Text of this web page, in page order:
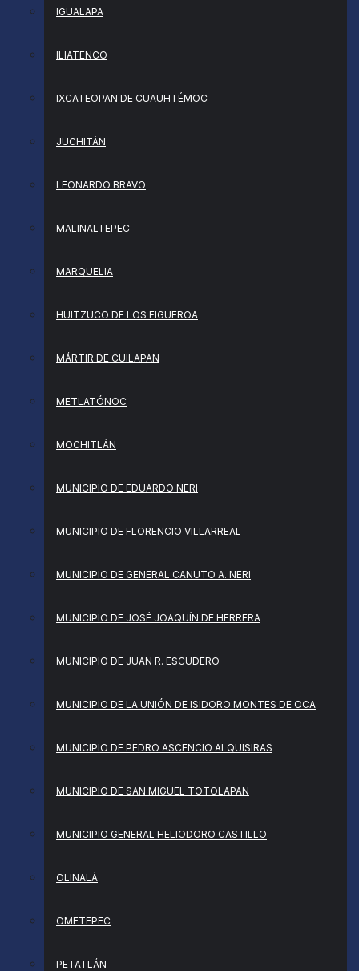
IGUALAPA
ILIATENCO
IXCATEOPAN DE CUAUHTÉMOC
JUCHITÁN
LEONARDO BRAVO
MALINALTEPEC
MARQUELIA
HUITZUCO DE LOS FIGUEROA
MÁRTIR DE CUILAPAN
METLATÓNOC
MOCHITLÁN
MUNICIPIO DE EDUARDO NERI
MUNICIPIO DE FLORENCIO VILLARREAL
MUNICIPIO DE GENERAL CANUTO A. NERI
MUNICIPIO DE JOSÉ JOAQUÍN DE HERRERA
MUNICIPIO DE JUAN R. ESCUDERO
MUNICIPIO DE LA UNIÓN DE ISIDORO MONTES DE OCA
MUNICIPIO DE PEDRO ASCENCIO ALQUISIRAS
MUNICIPIO DE SAN MIGUEL TOTOLAPAN
MUNICIPIO GENERAL HELIODORO CASTILLO
OLINALÁ
OMETEPEC
PETATLÁN